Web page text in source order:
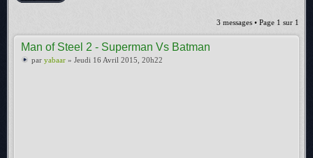
3 messages • Page 1 sur 1
Man of Steel 2 - Superman Vs Batman
par yabaar » Jeudi 16 Avril 2015, 20h22